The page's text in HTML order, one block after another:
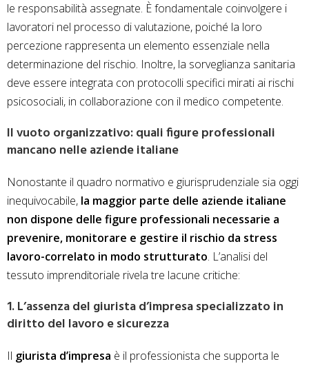
le responsabilità assegnate. È fondamentale coinvolgere i
lavoratori nel processo di valutazione, poiché la loro
percezione rappresenta un elemento essenziale nella
determinazione del rischio. Inoltre, la sorveglianza sanitaria
deve essere integrata con protocolli specifici mirati ai rischi
psicosociali, in collaborazione con il medico competente.
Il vuoto organizzativo: quali figure professionali
mancano nelle aziende italiane
Nonostante il quadro normativo e giurisprudenziale sia oggi
inequivocabile, la maggior parte delle aziende italiane
non dispone delle figure professionali necessarie a
prevenire, monitorare e gestire il rischio da stress
lavoro-correlato in modo strutturato. L’analisi del
tessuto imprenditoriale rivela tre lacune critiche:
1. L’assenza del giurista d’impresa specializzato in
diritto del lavoro e sicurezza
Il giurista d’impresa è il professionista che supporta le